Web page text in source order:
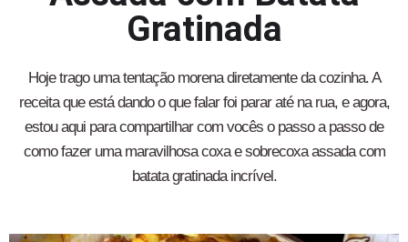
Gratinada
Hoje trago uma tentação morena diretamente da cozinha. A
receita que está dando o que falar foi parar até na rua, e agora,
estou aqui para compartilhar com vocês o passo a passo de
como fazer uma maravilhosa coxa e sobrecoxa assada com
batata gratinada incrível.